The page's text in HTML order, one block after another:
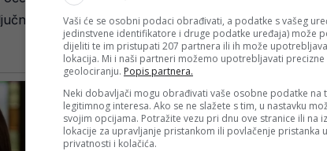
za igru “nerazzurra”.
Vaši će se osobni podaci obrađivati, a podatke s vašeg
jedinstvene identifikatore i druge podatke uređaja) može
dijeliti te im pristupati 207 partnera ili ih može
lokacija. Mi i naši partneri možemo upotrebljavati
geolociranju. Popis partnera.
Neki dobavljači mogu obrađivati vaše osobne podatke na
legitimnog interesa. Ako se ne slažete s tim, u nastavku
svojim opcijama. Potražite vezu pri dnu ove stranice ili na
lokacije za upravljanje pristankom ili povlačenje pristanka
privatnosti i kolačića.